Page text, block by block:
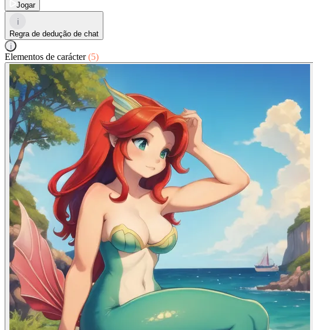
Jogar
i
Regra de dedução de chat
i
Elementos de carácter(5)